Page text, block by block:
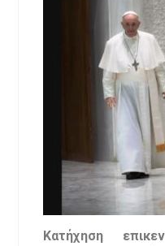
Κατήχηση